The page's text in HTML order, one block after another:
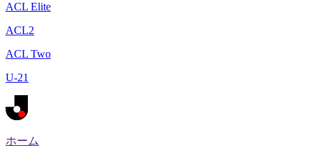
ACL Elite
ACL2
ACL Two
U-21
ホーム